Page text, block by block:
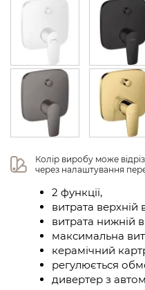
Колір виробу може
через налаштування
2 функції,
витрата верхній
витрата нижній
максимальна
керамічний
регулюється
дивертер з